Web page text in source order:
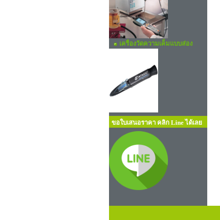
เครื่องวัดความเค็มแบบส่อง
ขอใบเสนอราคา คลิก Line ได้เลย